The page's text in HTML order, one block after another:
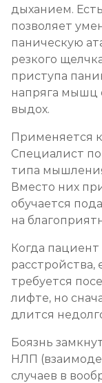
дыханием.
позволяет
паническую
резкого
приступа
напряга мышц
выдох.
Применяется
Специалист
типа
Вместо них
обучается
на
Когда
требуется
лифте, но
длится
Боязнь
НЛП
случаев в